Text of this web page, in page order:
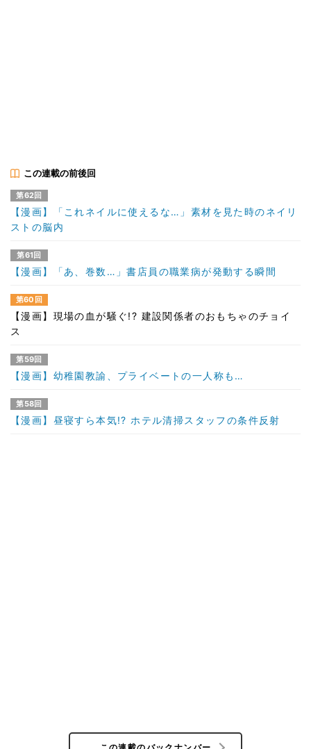
この連載の前後回
第62回
【漫画】「これネイルに使えるな…」素材を見た時のネイリ
ストの脳内
第61回
【漫画】「あ、巻数…」書店員の職業病が発動する瞬間
第60回
【漫画】現場の血が騒ぐ!? 建設関係者のおもちゃのチョイ
ス
第59回
【漫画】幼稚園教諭、プライベートの一人称も…
第58回
【漫画】昼寝すら本気!? ホテル清掃スタッフの条件反射